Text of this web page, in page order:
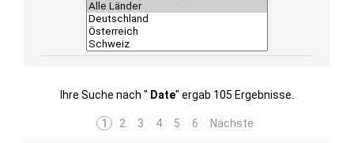
Ihre Suche nach " Date" ergab 105 Ergebnisse.
1 2 3 4 5 6 Nächste